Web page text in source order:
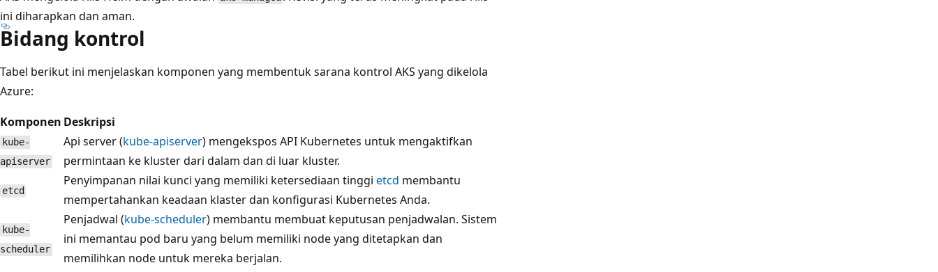
ini diharapkan dan aman.
Bidang kontrol
Tabel berikut ini menjelaskan komponen yang membentuk sarana kontrol AKS yang dikelola
Azure:
Komponen Deskripsi
kube-
apiserver
Api server (kube-apiserver) mengekspos API Kubernetes untuk mengaktifkan
permintaan ke kluster dari dalam dan di luar kluster.
etcd
Penyimpanan nilai kunci yang memiliki ketersediaan tinggi etcd membantu
mempertahankan keadaan klaster dan konfigurasi Kubernetes Anda.
kube-
scheduler
Penjadwal (kube-scheduler) membantu membuat keputusan penjadwalan. Sistem
ini memantau pod baru yang belum memiliki node yang ditetapkan dan
memilihkan node untuk mereka berjalan.